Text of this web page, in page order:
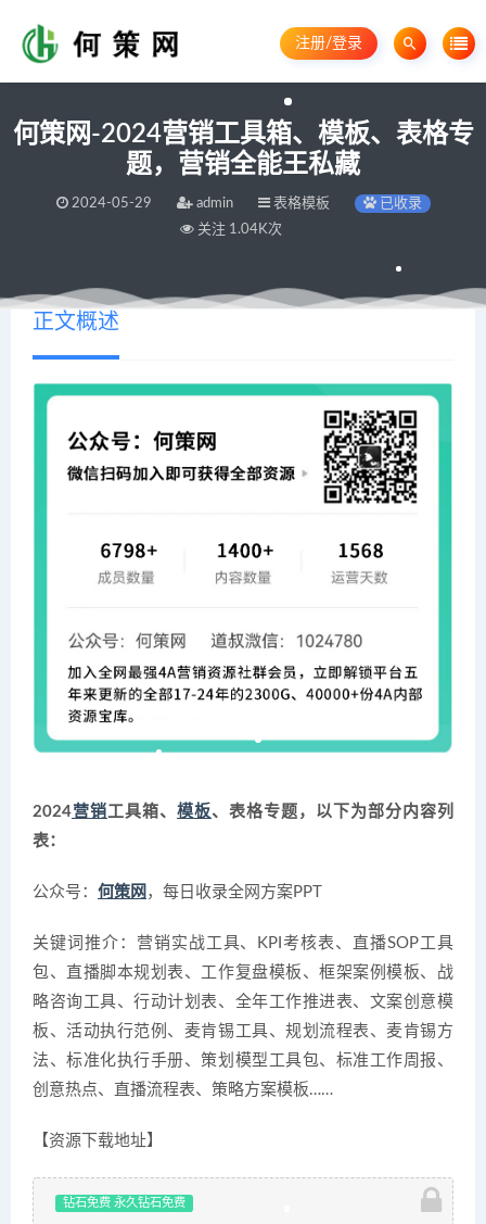
注册/登录
何策网-2024营销工具箱、模板、表格专
题，营销全能王私藏
2024-05-29 admin 表格模板
已收录
关注 1.04K次
正文概述
2024营销工具箱、 模板、表格专题，以下为部分内容列
表：
公众号： 何策网 ，每日收录全网方案PPT
关键词推介：营销实战工具、KPI考核表、直播SOP工具
包、直播脚本规划表、工作复盘模板、框架案例模板、战
略咨询工具、行动计划表、全年工作推进表、文案创意模
板、活动执行范例、麦肯锡工具、规划流程表、麦肯锡方
法、标准化执行手册、策划模型工具包、标准工作周报、
创意热点、直播流程表、策略方案模板……
【资源下载地址】
钻石免费 永久钻石免费